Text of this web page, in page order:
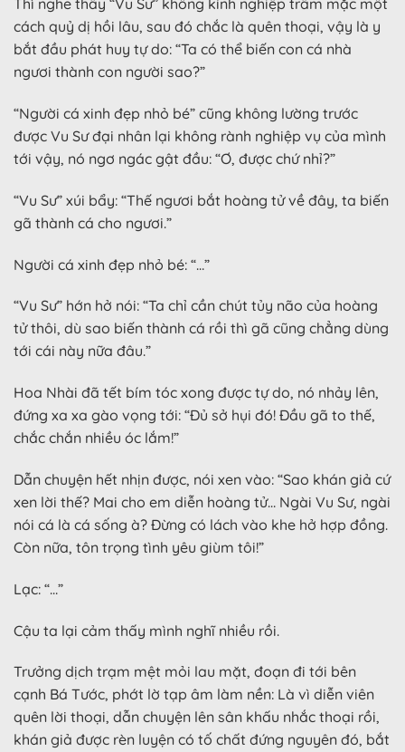
Thì nghe thấy “Vu Sư” không kính nghiệp trầm mặc một
cách quỷ dị hồi lâu, sau đó chắc là quên thoại, vậy là y
bắt đầu phát huy tự do: “Ta có thể biến con cá nhà
ngươi thành con người sao?”
“Người cá xinh đẹp nhỏ bé” cũng không lường trước
được Vu Sư đại nhân lại không rành nghiệp vụ của mình
tới vậy, nó ngơ ngác gật đầu: “Ơ, được chứ nhỉ?”
“Vu Sư” xúi bẩy: “Thế ngươi bắt hoàng tử về đây, ta biến
gã thành cá cho ngươi.”
Người cá xinh đẹp nhỏ bé: “…”
“Vu Sư” hớn hở nói: “Ta chỉ cần chút tủy não của hoàng
tử thôi, dù sao biến thành cá rồi thì gã cũng chẳng dùng
tới cái này nữa đâu.”
Hoa Nhài đã tết bím tóc xong được tự do, nó nhảy lên,
đứng xa xa gào vọng tới: “Đủ sở hụi đó! Đầu gã to thế,
chắc chắn nhiều óc lắm!”
Dẫn chuyện hết nhịn được, nói xen vào: “Sao khán giả cứ
xen lời thế? Mai cho em diễn hoàng tử… Ngài Vu Sư, ngài
nói cá là cá sống à? Đừng có lách vào khe hở hợp đồng.
Còn nữa, tôn trọng tình yêu giùm tôi!”
Lạc: “…”
Cậu ta lại cảm thấy mình nghĩ nhiều rồi.
Trưởng dịch trạm mệt mỏi lau mặt, đoạn đi tới bên
cạnh Bá Tước, phớt lờ tạp âm làm nền: Là vì diễn viên
quên lời thoại, dẫn chuyện lên sân khấu nhắc thoại rồi,
khán giả được rèn luyện có tố chất đứng nguyên đó, bắt